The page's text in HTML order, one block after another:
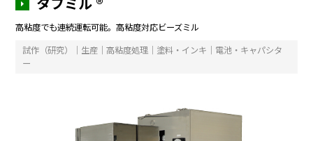
高粘度でも連続運転可能。高粘度対応ビーズミル
試作（研究）｜生産｜高粘度処理｜塗料・インキ｜電池・キャパシタ
ー